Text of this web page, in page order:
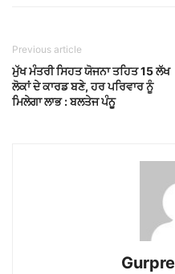
Previous article
ਮੁੱਖ ਮੰਤਰੀ ਸਿਹਤ ਯੋਜਨਾ ਤਹਿਤ 15 ਲੱਖ
ਲੋਕਾਂ ਦੇ ਕਾਰਡ ਬਣੇ, ਹਰ ਪਰਿਵਾਰ ਨੂੰ
ਮਿਲੇਗਾ ਲਾਭ : ਬਲਤੇਜ ਪੰਨੂ